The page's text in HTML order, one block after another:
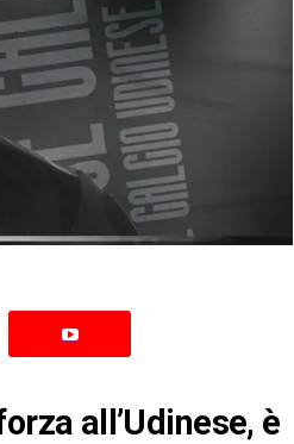
all’Udinese, è